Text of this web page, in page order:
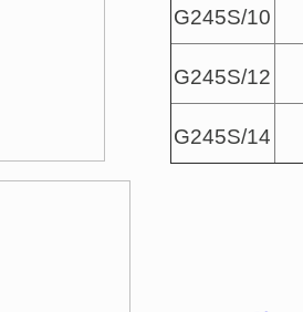
G245S/10
G245S/12
G245S/14